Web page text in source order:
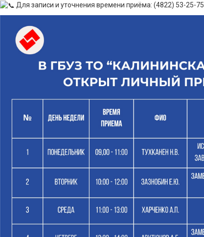
Для записи и уточнения времени приёма: (4822) 53-25-75